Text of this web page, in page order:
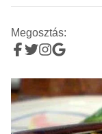
Megosztás: